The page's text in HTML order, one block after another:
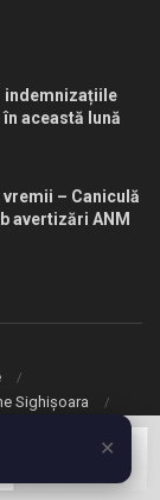
indemnizațiile
această lună
– Caniculă
avertizări ANM
Sighișoara
✕